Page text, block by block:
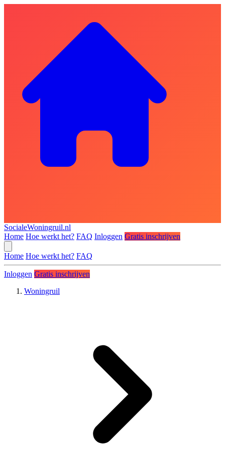
SocialeWoningruil.nl
Home Hoe werkt het? FAQ Inloggen Gratis inschrijven
Home Hoe werkt het? FAQ
Inloggen Gratis inschrijven
Woningruil